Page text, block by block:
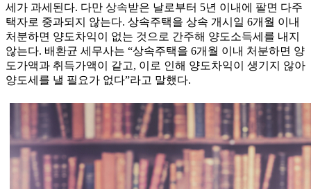
세가 과세된다. 다만 상속받은 날로부터 5년 이내에 팔면 다주
택자로 중과되지 않는다. 상속주택을 상속 개시일 6개월 이내
처분하면 양도차익이 없는 것으로 간주해 양도소득세를 내지
않는다. 배환균 세무사는 “상속주택을 6개월 이내 처분하면 양
도가액과 취득가액이 같고, 이로 인해 양도차익이 생기지 않아
양도세를 낼 필요가 없다”라고 말했다.